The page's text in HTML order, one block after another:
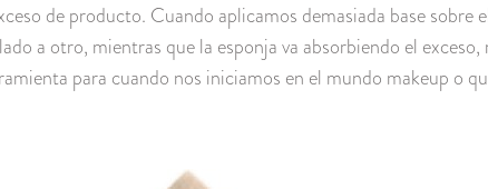
de producto. Cuando aplicamos demasiada base sobre
a otro, mientras que la esponja va absorbiendo el exceso,
para cuando nos iniciamos en el mundo makeup o